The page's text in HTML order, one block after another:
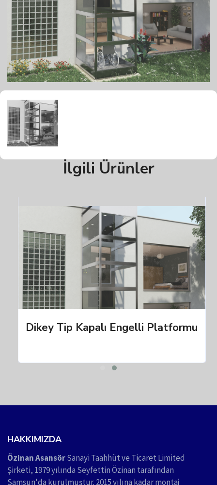
İlgili Ürünler
Dikey Tip Kapalı Engelli Platformu
HAKKIMIZDA
Özinan AsansörSanayi Taahhüt ve Ticaret Limited
Şirketi, 1979 yılında Seyfettin Özinan tarafından
Samsun'da kurulmuştur. 2015 yılına kadar montaj